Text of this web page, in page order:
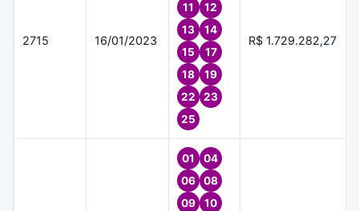
2715 16/01/2023
11
12
13
14
15
17
18
19
22
23
25
R$ 1.729.282,27
01
04
06
08
09
10